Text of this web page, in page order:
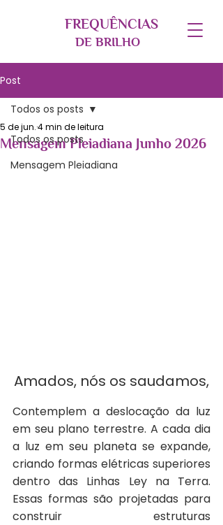
FREQUÊNCIAS
DE BRILHO
Post
Todos os posts
Mensagem Pleiadiana
Todos os posts
Mensagem Pleiadiana Junho 2026
5 de jun.4 min de leitura
Amados, nós os saudamos,
Contemplem a deslocação da luz
em seu plano terrestre. A cada dia
a luz em seu planeta se expande,
criando formas elétricas superiores
dentro das Linhas Ley na Terra.
Essas formas são projetadas para
construir estruturas